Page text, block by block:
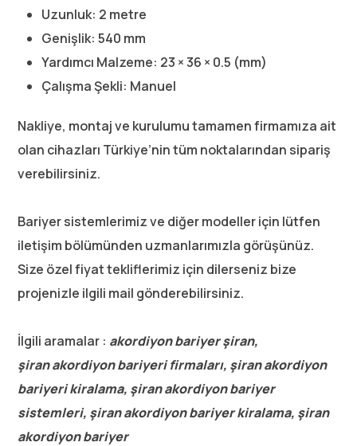
Uzunluk: 2 metre
Genişlik: 540 mm
Yardımcı Malzeme: 23 × 36 × 0.5 (mm)
Çalışma Şekli: Manuel
Nakliye, montaj ve kurulumu tamamen firmamıza ait
olan cihazları Türkiye’nin tüm noktalarından sipariş
verebilirsiniz.
Bariyer sistemlerimiz ve diğer modeller için lütfen
iletişim bölümünden uzmanlarımızla görüşünüz.
Size özel fiyat tekliflerimiz için dilerseniz bize
projenizle ilgili mail gönderebilirsiniz.
İlgili aramalar : akordiyon bariyer şiran,
şiran akordiyon bariyeri firmaları, şiran akordiyon
bariyeri kiralama, şiran akordiyon bariyer
sistemleri, şiran akordiyon bariyer kiralama, şiran
akordiyon bariyer